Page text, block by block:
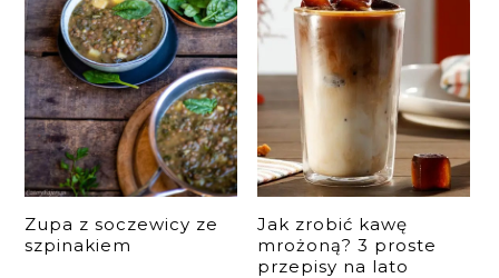
Zupa z soczewicy ze
szpinakiem
Jak zrobić kawę
mrożoną? 3 proste
przepisy na lato